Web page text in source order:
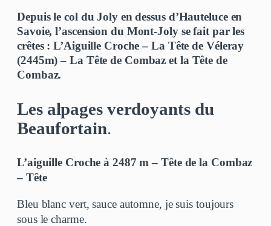
Depuis le col du Joly en dessus d’Hauteluce en
Savoie, l’ascension du Mont-Joly se fait par les
crêtes : L’Aiguille Croche – La Tête de Véleray
(2445m) – La Tête de Combaz et la Tête de
Combaz.
Les alpages verdoyants du
Beaufortain.
L’aiguille Croche à 2487 m – Tête de la Combaz
– Tête
Bleu blanc vert, sauce automne, je suis toujours
sous le charme.